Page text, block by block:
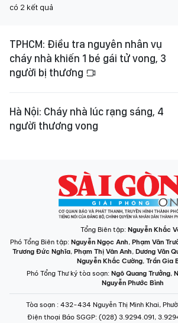
có 2 kết quả
TPHCM: Điều tra nguyên nhân vụ
cháy nhà khiến 1 bé gái tử vong, 3
người bị thương
Hà Nội: Cháy nhà lúc rạng sáng, 4
người thương vong
Tổng Biên tập: Nguyễn Khắc
Phó Tổng Biên tập: Nguyễn Ngọc Anh, Phạm Văn
Trương Đức Nghĩa, Phạm Thị Vân Anh, Dương Văn
Nguyễn Khắc Cường, Trần Gia
Phó Tổng Thư ký tòa soạn: Ngô Quang Trưởng,
Nguyễn Phước Bình
Tòa soạn : 432-434 Nguyễn Thị Minh Khai,
Điện thoại Báo SGGP: (028) 3.9294.091,